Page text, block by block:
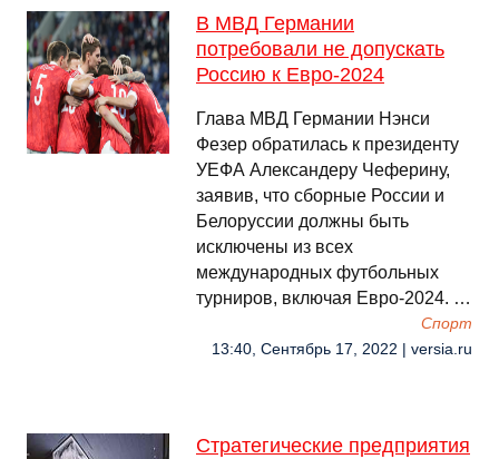
В МВД Германии
потребовали не допускать
Россию к Евро-2024
Глава МВД Германии Нэнси
Фезер обратилась к президенту
УЕФА Александеру Чеферину,
заявив, что сборные России и
Белоруссии должны быть
исключены из всех
международных футбольных
турниров, включая Евро-2024. …
Спорт
13:40, Сентябрь 17, 2022 | versia.ru
Стратегические предприятия